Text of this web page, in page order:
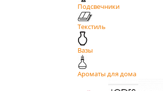
Подсвечники
Текстиль
Вазы
Ароматы для дома